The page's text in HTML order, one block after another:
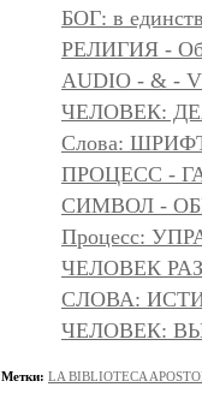
БОГ: в
РЕЛИГИЯ -
AUDIO - & -
ЧЕЛОВЕК:
Слова:
ПРОЦЕСС -
СИМВОЛ -
Процесс:
ЧЕЛОВЕК
СЛОВА:
ЧЕЛОВЕК:
Метки: LA BIBLIOTECA